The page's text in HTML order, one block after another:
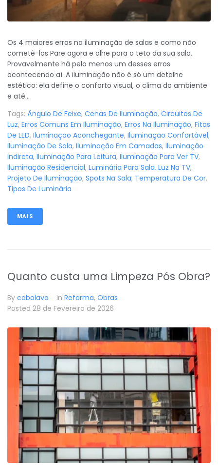
Os 4 maiores erros na iluminação de salas e como não
cometê-los Pare agora e olhe para o teto da sua sala.
Provavelmente há pelo menos um desses erros
acontecendo aí. A iluminação não é só um detalhe
estético: ela define o conforto visual, o clima do ambiente
e até...
Tags: Ângulo De Feixe, Cenas De Iluminação, Circuitos De
Luz, Erros Comuns Em Iluminação, Erros Na Iluminação, Fitas
De LED, Iluminação Aconchegante, Iluminação Confortável,
Iluminação De Sala, Iluminação Em Camadas, Iluminação
Indireta, Iluminação Para Leitura, Iluminação Para Ver TV,
Iluminação Residencial, Luminária Para Sala, Luz Na TV,
Projeto De Iluminação, Spots Na Sala, Temperatura De Cor,
Tipos De Luminária
MAIS
Quanto custa uma Limpeza Pós Obra?
By cabolavo In Reforma, Obras
Posted 28 de Fevereiro de 2026